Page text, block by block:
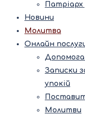
Новини
Молитва
Онлайн
Записки
упокій
Молитви